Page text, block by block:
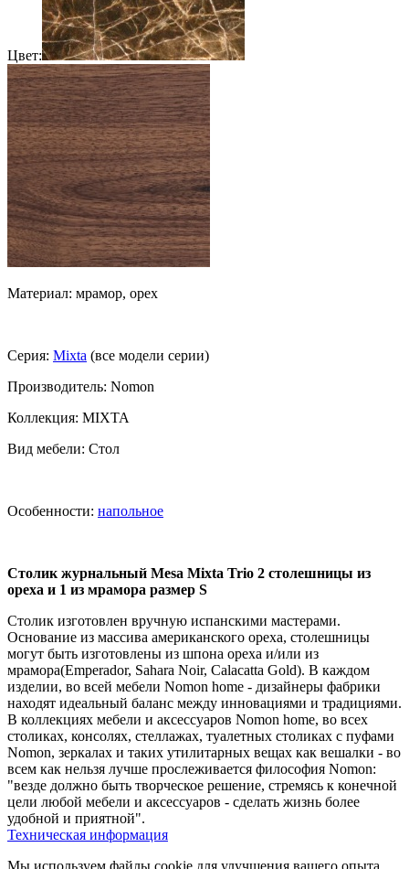
Цвет:
Материал: мрамор, орех
Серия: Mixta (все модели серии)
Производитель: Nomon
Коллекция: MIXTA
Вид мебели: Стол
Особенности: напольное
Cтолик журнальный Mesa Mixta Trio 2 столешницы из
ореха и 1 из мрамора размер S
Cтолик изготовлен вручную испанскими мастерами.
Основание из массива американского ореха, столешницы
могут быть изготовлены из шпона ореха и/или из
мрамора(Emperador, Sahara Noir, Calacatta Gold). В каждом
изделии, во всей мебели Nomon home - дизайнеры фабрики
находят идеальный баланс между инновациями и традициями.
В коллекциях мебели и аксессуаров Nomon home, во всех
столиках, консолях, стеллажах, туалетных столиках с пуфами
Nomon, зеркалах и таких утилитарных вещах как вешалки - во
всем как нельзя лучше прослеживается философия Nomon:
"везде должно быть творческое решение, стремясь к конечной
цели любой мебели и аксессуаров - сделать жизнь более
удобной и приятной".
Техническая информация
Мы используем файлы cookie для улучшения вашего опыта